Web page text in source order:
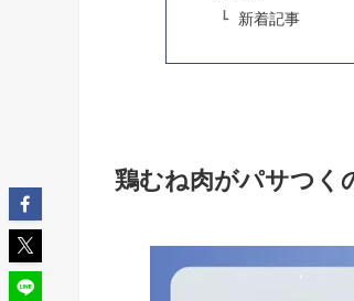
新着記事
鶏むね肉がパサつく